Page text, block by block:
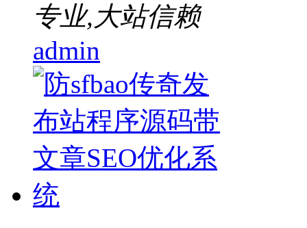
专业,大站信赖
admin